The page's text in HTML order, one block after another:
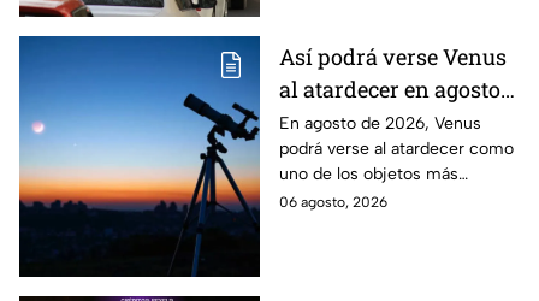
Así podrá verse Venus
al atardecer en agosto
este 2026: ¿Cuándo y
dónde observarlo
desde Puebla?
En agosto de 2026, Venus
podrá verse al atardecer como
uno de los objetos más
brillantes del cielo. Conoce la
06 agosto, 2026